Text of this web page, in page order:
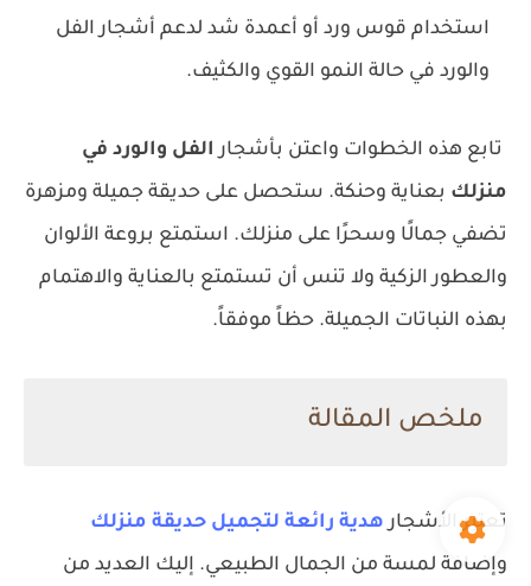
استخدام قوس ورد أو أعمدة شد لدعم أشجار الفل
والورد في حالة النمو القوي والكثيف.
تابع هذه الخطوات واعتن بأشجار الفل والورد في
منزلك بعناية وحنكة. ستحصل على حديقة جميلة ومزهرة
تضفي جمالًا وسحرًا على منزلك. استمتع بروعة الألوان
والعطور الزكية ولا تنس أن تستمتع بالعناية والاهتمام
بهذه النباتات الجميلة. حظاً موفقاً.
ملخص المقالة
تعتبر الأشجار هدية رائعة لتجميل حديقة منزلك
وإضافة لمسة من الجمال الطبيعي. إليك العديد من